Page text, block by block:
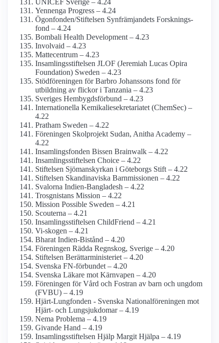
UNICEF Sverige – 4.24
Yennenga Progress – 4.24
Ögonfonden/­Stiftelsen Synfrämjandets Forsknings­
fond – 4.24
Bombali Health Development – 4.23
Involvaid – 4.23
Mattecentrum – 4.23
Insamlings­stiftelsen JLOF (Jeremiah Lucas Opira
Foundation) Sweden – 4.23
Stödföreningen för Barbro Johanssons fond för
utbildning av flickor i Tanzania – 4.23
Sveriges Hembygds­förbund – 4.23
Internationella Kemikalie­sekretariatet (ChemSec) –
4.22
Pratham Sweden – 4.22
Föreningen Skolprojekt Sudan, Anitha Academy –
4.22
Insamlings­fonden Bissen Brainwalk – 4.22
Insamlings­stiftelsen Choice – 4.22
Stiftelsen Sjömanskyrkan i Göteborgs Stift – 4.22
Stiftelsen Skandinaviska Barnmissionen – 4.22
Svalorna Indien-Bangladesh – 4.22
Trosgnistans Mission – 4.22
Mission Possible Sweden – 4.21
Scouterna – 4.21
Insamlings­stiftelsen ChildFriend – 4.21
Vi-skogen – 4.21
Bharat Indien-Bistånd – 4.20
Föreningen Rädda Regnskog, Sverige – 4.20
Stiftelsen Berättar­ministeriet – 4.20
Svenska FN-förbundet – 4.20
Svenska Läkare mot Kärnvapen – 4.20
Föreningen för Vård och Fostran av barn och ungdom
(FVBU) – 4.19
Hjärt-Lungfonden - Svenska National­föreningen mot
Hjärt- och Lung­sjukdomar – 4.19
Nema Problema – 4.19
Givande Hand – 4.19
Insamlings­stiftelsen Hjälp Margit Hjälpa – 4.19